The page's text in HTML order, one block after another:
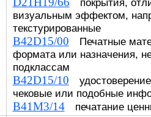
покрытия,
визуальным эффектом,
текстурированные
B42D15/00 Печатные
формата или назначения,
подклассам
B42D15/10
чековые или подобные
B41M3/14печатание